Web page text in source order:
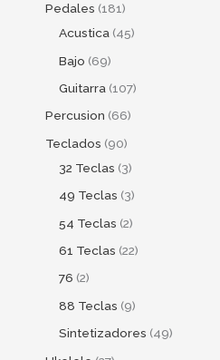
Pedales 181
Acustica 45
Bajo 69
Guitarra 107
Percusion 66
Teclados 90
32 Teclas 3
49 Teclas 3
54 Teclas 2
61 Teclas 22
76 2
88 Teclas 9
Sintetizadores 49